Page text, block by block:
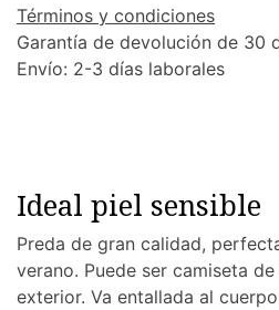
Términos y condiciones
Garantía de devolución de 30
Envío: 2-3 días laborales
Ideal piel sensible
Preda de gran calidad,
verano. Puede ser camiseta
exterior. Va entallada al